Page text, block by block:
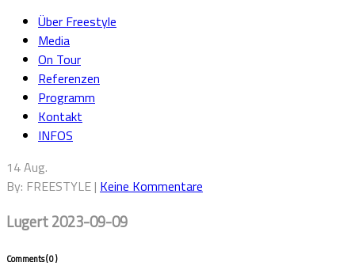
Über Freestyle
Media
On Tour
Referenzen
Programm
Kontakt
INFOS
14 Aug.
By: FREESTYLE | Keine Kommentare
Lugert 2023-09-09
Comments( 0 )